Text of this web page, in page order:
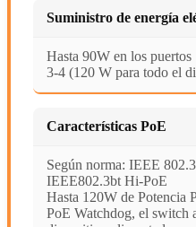
Suministro de energía
Hasta 90W en los puertos
3-4 (120 W para todo el
Características PoE
Según norma: IEEE
IEEE802.3bt Hi-PoE
Hasta 120W de Potencia
PoE Watchdog, el switch